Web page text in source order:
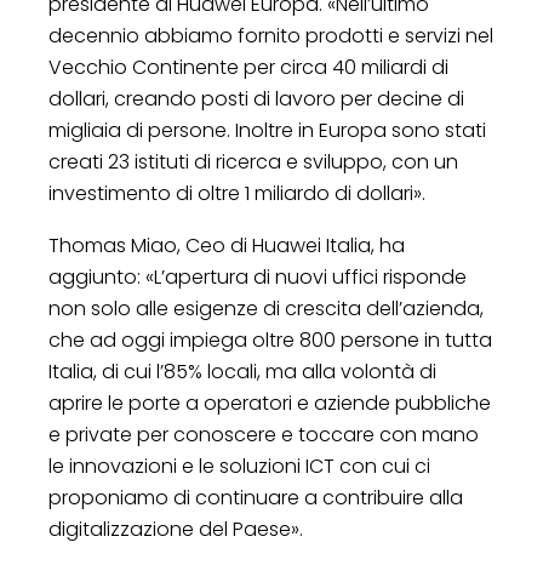
decennio abbiamo fornito prodotti e servizi nel
Vecchio Continente per circa 40 miliardi di
dollari, creando posti di lavoro per decine di
migliaia di persone. Inoltre in Europa sono stati
creati 23 istituti di ricerca e sviluppo, con un
investimento di oltre 1 miliardo di dollari».
Thomas Miao, Ceo di Huawei Italia, ha
aggiunto: «L’apertura di nuovi uffici risponde
non solo alle esigenze di crescita dell’azienda,
che ad oggi impiega oltre 800 persone in tutta
Italia, di cui l’85% locali, ma alla volontà di
aprire le porte a operatori e aziende pubbliche
e private per conoscere e toccare con mano
le innovazioni e le soluzioni ICT con cui ci
proponiamo di continuare a contribuire alla
digitalizzazione del Paese».